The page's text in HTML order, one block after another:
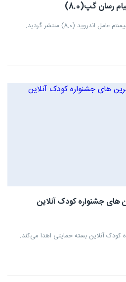
رسان گپ(8.0)
(8.0) منتشر گردید.
های جشنواره کودک آنلاین
کودک آنلاین بسته حمایتی اهدا می‌کند.